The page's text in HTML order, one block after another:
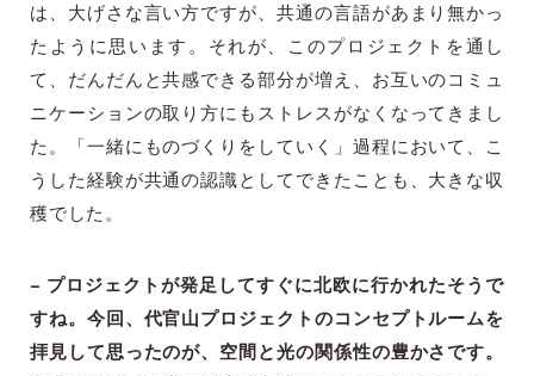
は、大げさな言い方ですが、共通の言語があまり無かっ
たように思います。それが、このプロジェクトを通し
て、だんだんと共感できる部分が増え、お互いのコミュ
ニケーションの取り方にもストレスがなくなってきまし
た。「一緒にものづくりをしていく」過程において、こ
うした経験が共通の認識としてできたことも、大きな収
穫でした。
– プロジェクトが発足してすぐに北欧に行かれたそうで
すね。今回、代官山プロジェクトのコンセプトルームを
拝見して思ったのが、空間と光の関係性の豊かさです。